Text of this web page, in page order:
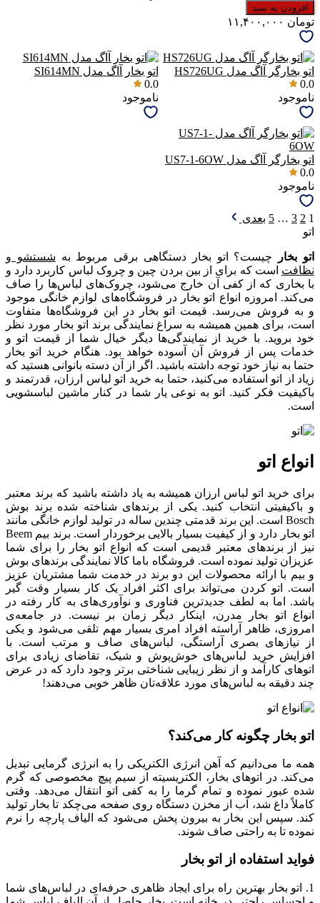
افزودن به سبد
تومان
اتو بخارگر آاگ مدل HS726UG
0.0
ناموجود
اتو بخار آاگ مدل SI614MN
0.0
ناموجود
اتو بخارگر آاگ مدل US7-1-6OW
0.0
ناموجود
1
2
3
…
5 بعدی
اتو
اتو بخار چیست؟ اتو بخار دستگاهی برقی مربوط به شستشو و
نظافت است که برای از بین بردن چین و چروک لباس کاربرد دارد و
با بخاری که از کفی آن خارج می‌شود، چروک‌های لباس‌ها را صاف
می‌کند. امروزه انواع اتو بخار در فروشگاه‌های لوازم خانگی موجود
و به فروش می‌رسد. قیمت اتو بخار در این فروشگاه‌ها متفاوت
است، برای همین همیشه به سراغ نمایندگی برند اتو بخار مورد نظر
خود بروید. با خرید از نمایندگی‌ها دیگر خیال شما از قیمت اتو و
خدمات پس از فروش آن آسوده خواهد بود. هنگام خرید اتو بخار
حتما به نیاز خود توجه داشته باشید. اگر از آن دسته بانوانی هستید که
زیاد از اتو استفاده می‌کنید، حتما به خرید اتو لباس ارزان، قدرتمند و
باکیفیت فکر کنید. اتو به نوعی یار شما در کنار ماشین لباسشویی
است.
انواع اتو
برای خرید اتو لباس ارزان همیشه به یاد داشته باشید که برند معتبر
و باکیفیتی انتخاب کنید. یکی از برندهای شناخته شده برند بوش
Bosch است. این برند قدمتی چندین ساله در تولید لوازم خانگی مانند
اتو بخار دارد و از کیفیت بسیار بالایی برخوردار است. برند بیم Beem
نیز از برندهای معتبر قدیمی است که انواع اتو بخار را برای شما
عزیزان تولید نموده است. فروشگاه باما کالا نمایندگی برندهای بوش
و بیم با ارائه محصولات این دو برند در خدمت شما مشتریان عزیز
است. اتو کردن می‌تواند برای اکثر افراد یک کار بسیار وقت گیر
باشد. اما به لطف جدیدترین فناوری و نوآوری‌های به کار رفته در
انواع اتو بخار مدرن، اینکار دیگر زمان بر نیست. در جامعه‌ی
امروزی، ظاهر آراسته افراد امری بسیار مهم تلقی می‌شود و یکی
از نیازهای بصری آراستگی، لباس‌های صاف و مرتب است. با
افزایش خرید لباس‌های خوش‌پوش و شیک، تقاضای زیادی برای
اتوهای کارآمد و از نظر زیبایی ‌شناختی برتر وجود دارد که در عرض
چند دقیقه به لباس‌های مورد علاقه‌تان ظاهر خوبی می‌دهند!
اتو بخار چگونه کار می‌کند؟
همه ما می‌دانیم که آهن انرژی الکتریکی را به انرژی گرمایی تبدیل
می‌کند. در اتوهای بخار، الکتریسیته از سیم پیچ مخصوصی که گرم
شده عبور نموده و تمام گرما را به کفی اتو انتقال می‌دهد. وقتی
کاملاً داغ شد، آب از مخزن دستگاه روی صفحه می‌چکد تا بخار تولید
کند. سپس این بخار به بیرون پخش می‌شود که الیاف پارچه را نرم
نموده تا به راحتی صاف شوند.
فواید استفاده از اتو بخار
1. اتو بخار بهترین راه برای ایجاد ظاهری حرفه‌ای در لباس‌های شما